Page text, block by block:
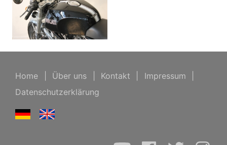
Home Über uns Kontakt Impressum
Datenschutzerklärung